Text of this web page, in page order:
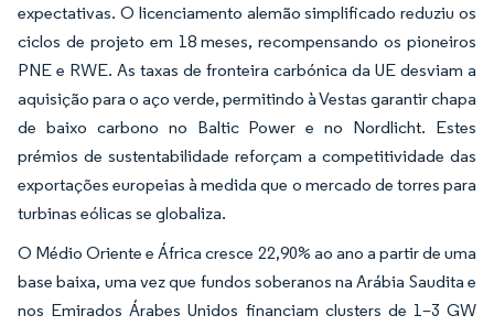
expectativas. O licenciamento alemão simplificado reduziu os
ciclos de projeto em 18 meses, recompensando os pioneiros
PNE e RWE. As taxas de fronteira carbónica da UE desviam a
aquisição para o aço verde, permitindo à Vestas garantir chapa
de baixo carbono no Baltic Power e no Nordlicht. Estes
prémios de sustentabilidade reforçam a competitividade das
exportações europeias à medida que o mercado de torres para
turbinas eólicas se globaliza.
O Médio Oriente e África cresce 22,90% ao ano a partir de uma
base baixa, uma vez que fundos soberanos na Arábia Saudita e
nos Emirados Árabes Unidos financiam clusters de 1–3 GW